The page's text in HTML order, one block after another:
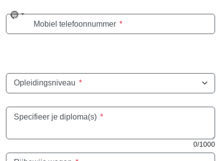
No
countryMobiel telefoonnummer *
Opleidingsniveau *
0/1000
Specifieer je diploma(s) *